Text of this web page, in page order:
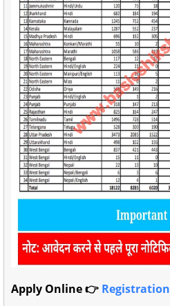
Apply Online 👉 Registration